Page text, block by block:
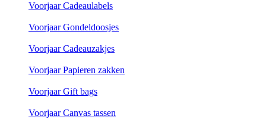
Voorjaar Cadeaulabels
Voorjaar Gondeldoosjes
Voorjaar Cadeauzakjes
Voorjaar Papieren zakken
Voorjaar Gift bags
Voorjaar Canvas tassen